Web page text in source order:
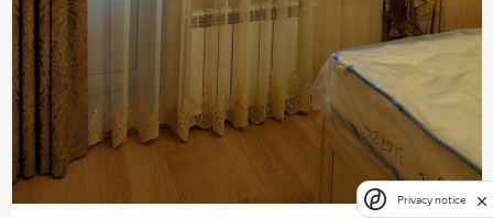
Privacy notice